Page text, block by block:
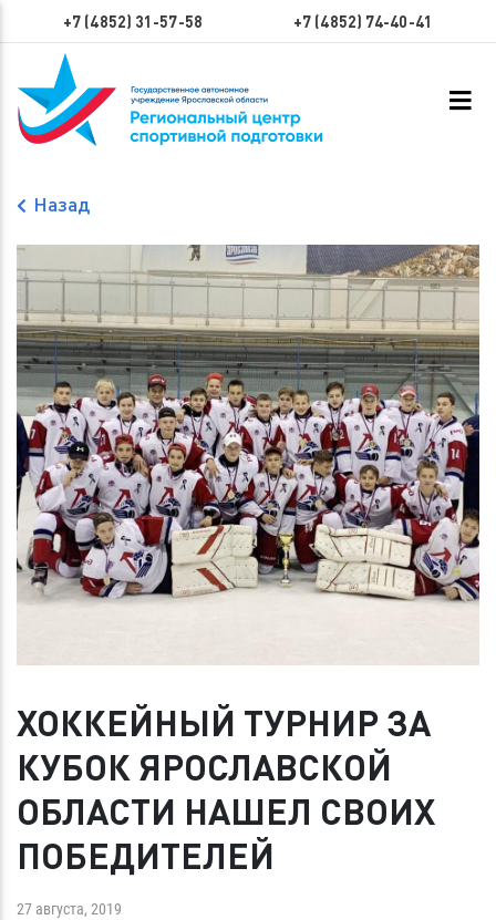
+7 (4852) 31-57-58 +7 (4852) 74-40-41
Назад
ХОККЕЙНЫЙ ТУРНИР ЗА
КУБОК ЯРОСЛАВСКОЙ
ОБЛАСТИ НАШЕЛ СВОИХ
ПОБЕДИТЕЛЕЙ
27 августа, 2019